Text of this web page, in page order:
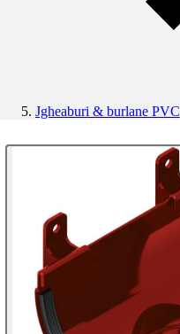
Jgheaburi & burlane PVC